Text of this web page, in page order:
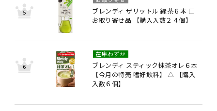
ブレンディ ザリットル 緑茶６本 □
お取り寄せ品 【購入入数２４個】
ブレンディ スティック抹茶オレ６本
【今月の特売 嗜好飲料】 △ 【購入
入数６個】
在庫わずか